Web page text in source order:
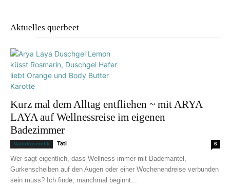
Aktuelles querbeet
Kurz mal dem Alltag entfliehen ~ mit ARYA
LAYA auf Wellnessreise im eigenen
Badezimmer
Naturkosmetik Tati 6
Wer sagt eigentlich, dass Wellness immer mit Bademantel,
Gurkenscheiben auf den Augen oder einer Wochenendreise verbunden
sein muss? Ich finde, manchmal beginnt...